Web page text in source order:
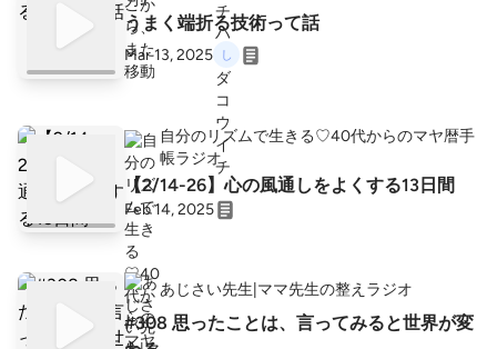
うまく端折る技術って話
Mar 13, 2025
自分のリズムで生きる♡40代からのマヤ暦手
帳ラジオ
【2/14-26】心の風通しをよくする13日間
Feb 14, 2025
あじさい先生|ママ先生の整えラジオ
#308 思ったことは、言ってみると世界が変